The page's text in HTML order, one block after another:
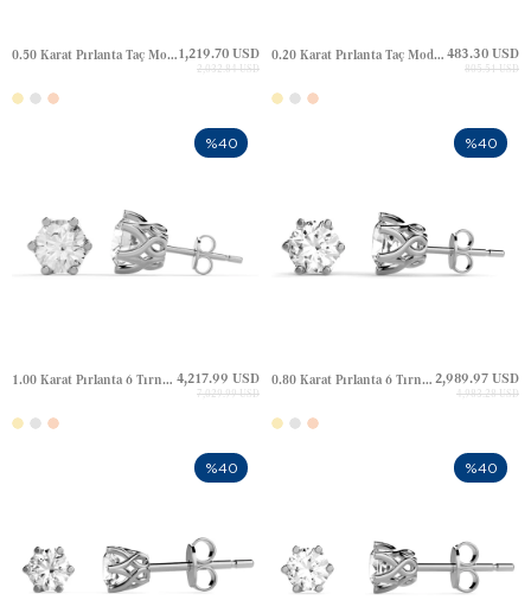
0.50 Karat Pırlanta Taç Model Tektaş Altın Küpe1,219.70 USD
2,032.84 USD
0.20 Karat Pırlanta Taç Model Tektaş Altın Küpe 483.30 USD
805.51 USD
1.00 Karat Pırlanta 6 Tırnak Tektaş Altın Küpe 4,217.99 USD
7,029.99 USD
%40
0.80 Karat Pırlanta 6 Tırnak Tektaş Altın Küpe 2,989.97 USD
4,983.28 USD
%40
%40 %40